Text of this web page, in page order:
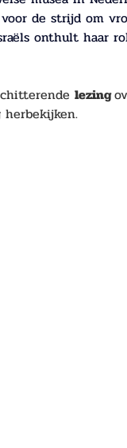
de strijd om
onthult haar
lezing